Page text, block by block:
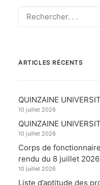
ARTICLES RÉCENTS
QUINZAINE
10 juillet 2026
QUINZAINE
10 juillet 2026
Corps de
rendu du 8 juillet 2026
10 juillet 2026
Liste d’aptitude des